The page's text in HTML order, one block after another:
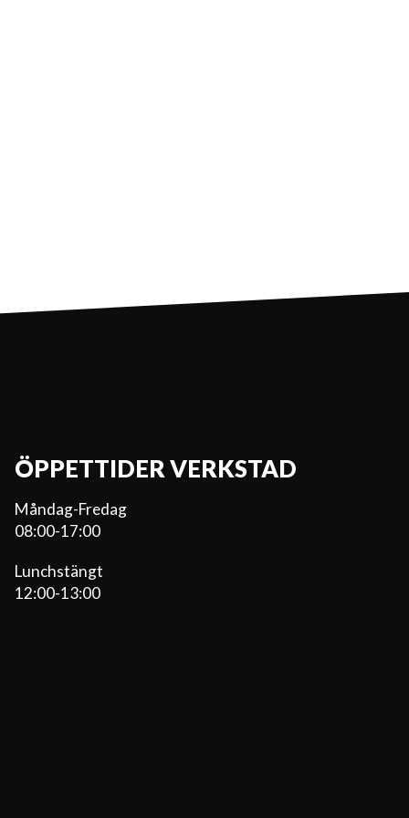
ÖPPETTIDER VERKSTAD
Måndag-Fredag
08:00-17:00
Lunchstängt
12:00-13:00